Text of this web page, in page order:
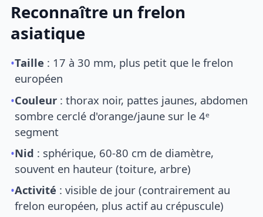
Reconnaître un frelon
asiatique
•Taille : 17 à 30 mm, plus petit que le frelon
européen
•Couleur : thorax noir, pattes jaunes, abdomen
sombre cerclé d'orange/jaune sur le 4ᵉ
segment
•Nid : sphérique, 60-80 cm de diamètre,
souvent en hauteur (toiture, arbre)
•Activité : visible de jour (contrairement au
frelon européen, plus actif au crépuscule)